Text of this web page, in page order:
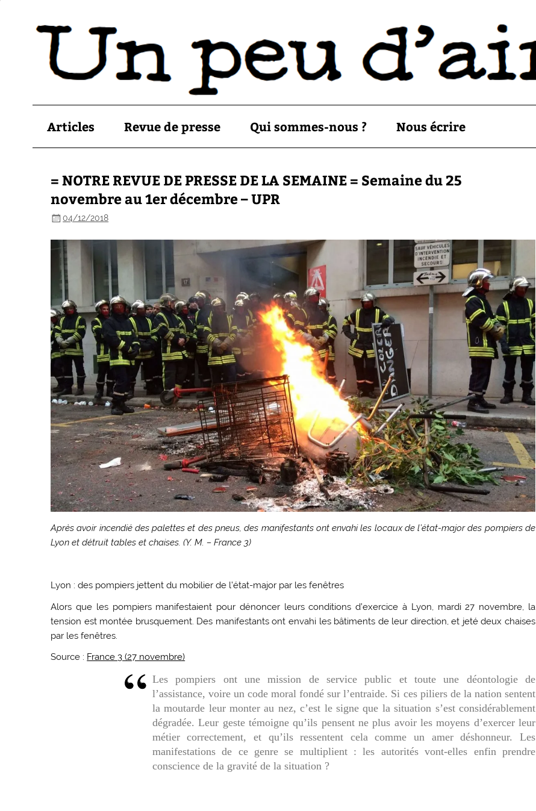
Articles Revue de presse Qui sommes-nous ? Nous écrire
= NOTRE REVUE DE PRESSE DE LA SEMAINE = Semaine du 25
novembre au 1er décembre – UPR
04/12/2018
Après avoir incendié des palettes et des pneus, des manifestants ont envahi les locaux de l’état-major des pompiers de
Lyon et détruit tables et chaises. (Y. M. – France 3)
Lyon : des pompiers jettent du mobilier de l’état-major par les fenêtres
Alors que les pompiers manifestaient pour dénoncer leurs conditions d’exercice à Lyon, mardi 27 novembre, la
tension est montée brusquement. Des manifestants ont envahi les bâtiments de leur direction, et jeté deux chaises
par les fenêtres.
Source : France 3 (27 novembre)
Les pompiers ont une mission de service public et toute une déontologie de
l’assistance, voire un code moral fondé sur l’entraide. Si ces piliers de la nation sentent
la moutarde leur monter au nez, c’est le signe que la situation s’est considérablement
dégradée. Leur geste témoigne qu’ils pensent ne plus avoir les moyens d’exercer leur
métier correctement, et qu’ils ressentent cela comme un amer déshonneur. Les
manifestations de ce genre se multiplient : les autorités vont-elles enfin prendre
conscience de la gravité de la situation ?